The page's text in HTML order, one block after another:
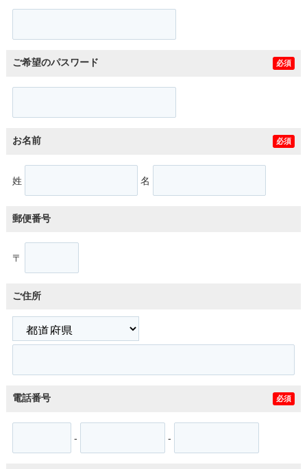
ご希望のパスワード 必須
お名前 必須
姓 名
郵便番号
〒
ご住所
電話番号 必須
- -